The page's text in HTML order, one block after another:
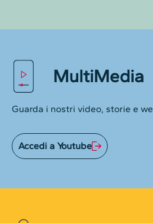
MultiMedia
Guarda i nostri video, storie e
Accedi a Youtube